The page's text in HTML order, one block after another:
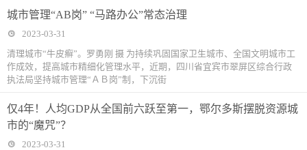
城市管理“AB岗” “马路办公”常态治理
2023-03-31
清理城市“牛皮癣”。罗勇刚 摄 为持续巩固国家卫生城市、全国文明城市工
作成效，提高城市精细化管理水平，近期，四川省宜宾市翠屏区综合行政
执法局坚持城市管理“ＡＢ岗”制，下沉街
仅4年！人均GDP从全国前六跃至第一，鄂尔多斯摆脱资源城
市的“魔咒”？
2023-03-31